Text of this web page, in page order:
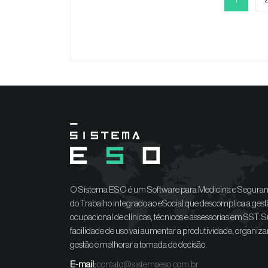
O Sistema ESO é um Software para Medicina e
do Trabalho integrado ao eSocial que descomplica a
ocupacional de clínicas, técnicos e assessorias em SST.
facilidade de uso vai aumentar a produtividade,
gestão e melhorar a tomada de decisão.
E-mail:contato@sistemaeso.com.br